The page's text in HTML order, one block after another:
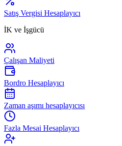
Satış Vergisi Hesaplayıcı
İK ve İşgücü
Çalışan Maliyeti
Bordro Hesaplayıcı
Zaman aşımı hesaplayıcısı
Fazla Mesai Hesaplayıcı